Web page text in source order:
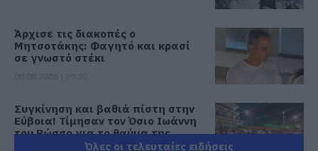
Άρχισε τις διακοπές ο
Μητσοτάκης: Φαγητό και κρασί
σε γνωστό στέκι
Συγκίνηση και βαθιά πίστη στην
Εύβοια! Τίμησαν τον Όσιο Ιωάννη
του Ρώσσο για το θαύμα της
βροχής στη φωτιά του 2021
Όλες οι τελευταίες ειδήσεις